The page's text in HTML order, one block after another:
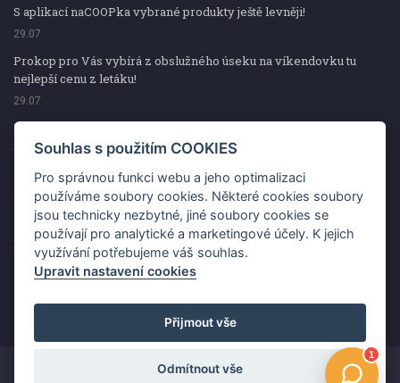
S aplikací naCOOPka vybrané produkty ještě levněji!
29.07
Prokop pro Vás vybírá z obslužného úseku na víkendovku tu
nejlepší cenu z letáku!
29.07
Prokop pro Vás vybírá z obslužného úseku na víkendovku tu
nejlepší cenu z letáku!
Kup špekáčky od Váhaly a vyhraj s naCOOPkou sekerku Fiskars
29.07
Prokop pro Vás vybírá na víkendovku ty nejlepší ceny z letáku!
29.07
Copyright ©2026 Jednota, spotřební družstvo v Hodoníně
Souhlas s použitím COOKIES
Pro správnou funkci webu a jeho optimalizaci
používáme soubory cookies. Některé cookies soubory
jsou technicky nezbytné, jiné soubory cookies se
používají pro analytické a marketingové účely. K jejich
využívání potřebujeme váš souhlas.
Upravit nastavení cookies
Přijmout vše
Odmítnout vše